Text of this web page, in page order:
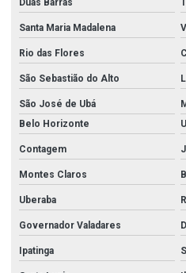
Curva aço carbono
Distribuidora de aço inox
Distribuidora de tubos de aço inox
Empresas de aço inox
Equipamentos para combate a
Esguicho regulável 1 1 2
Esguicho regulável 2 1 2
Esguicho regulável para mangueira
Duas Barras
Santa Maria Madalena
Rio das Flores
São Sebastião do Alto
São José de Ubá
Belo Horizonte
Contagem
Montes Claros
Uberaba
Governador Valadares
Ipatinga